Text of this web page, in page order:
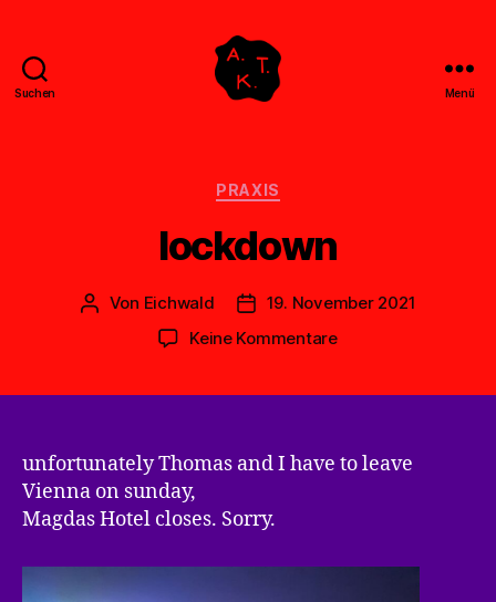
Suchen Menü
Kategorien
PRAXIS
lockdown
Beitragsautor
Von Eichwald Veröffentlichungsdatum
19. November 2021
Keine Kommentarezu
unfortunately Thomas and I have to leave
Vienna on sunday,
Magdas Hotel closes. Sorry.